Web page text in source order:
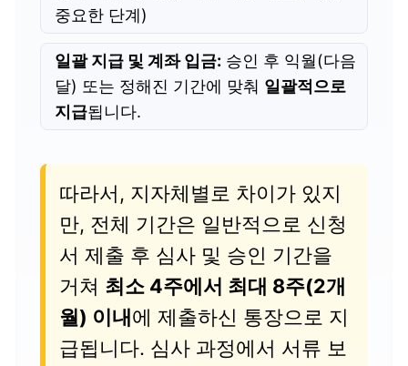
중요한 단계)
일괄 지급 및 계좌 입금: 승인 후 익월(다음
달) 또는 정해진 기간에 맞춰 일괄적으로
지급됩니다.
따라서, 지자체별로 차이가 있지
만, 전체 기간은 일반적으로 신청
서 제출 후 심사 및 승인 기간을
거쳐 최소 4주에서 최대 8주(2개
월) 이내에 제출하신 통장으로 지
급됩니다. 심사 과정에서 서류 보